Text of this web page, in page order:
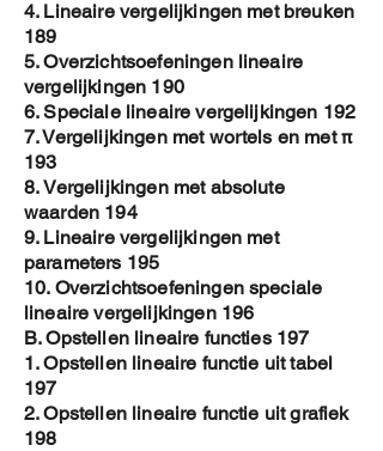
4. Lineaire vergelijkingen met breuken
189
5. Overzichtsoefeningen lineaire
vergelijkingen 190
6. Speciale lineaire vergelijkingen 192
7. Vergelijkingen met wortels en met π
193
8. Vergelijkingen met absolute
waarden 194
9. Lineaire vergelijkingen met
parameters 195
10. Overzichtsoefeningen speciale
lineaire vergelijkingen 196
B. Opstellen lineaire functies 197
1. Opstellen lineaire functie uit tabel
197
2. Opstellen lineaire functie uit grafiek
198